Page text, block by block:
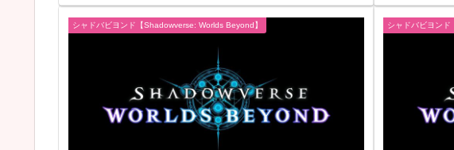
シャドバビヨンド【Shadowverse: Worlds Beyond】 シャドバビヨンド